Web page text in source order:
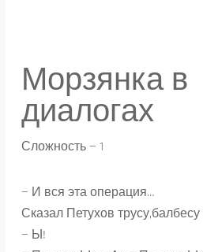
Морзянка в
диалогах
Сложность — 1
— И вся эта операция…
Сказал Петухов
— Ы!